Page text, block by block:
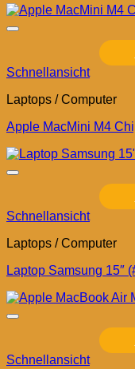
Schnellansicht
Laptops / Computer
Apple MacMini M4
Schnellansicht
Laptops / Computer
Laptop Samsung 15″
Schnellansicht